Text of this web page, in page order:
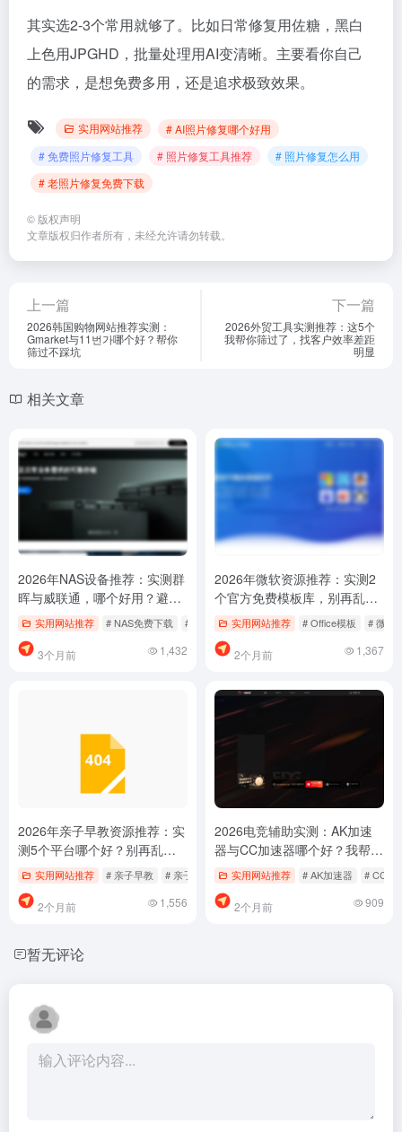
其实选2-3个常用就够了。比如日常修复用佐糖，黑白
上色用JPGHD，批量处理用AI变清晰。主要看你自己
的需求，是想免费多用，还是追求极致效果。
实用网站推荐
# AI照片修复哪个好用
# 免费照片修复工具
# 照片修复工具推荐
# 照片修复怎么用
# 老照片修复免费下载
© 版权声明
文章版权归作者所有，未经允许请勿转载。
上一篇
2026韩国购物网站推荐实测：
Gmarket与11번가哪个好？帮你
筛过不踩坑
下一篇
2026外贸工具实测推荐：这5个
我帮你筛过了，找客户效率差距
明显
相关文章
2026年NAS设备推荐：实测群
晖与威联通，哪个好用？避坑
指南实用网站推荐 # NAS免费下载 # NAS怎么用 # NAS设备哪个好用
3个月前 1,432
2026年微软资源推荐：实测2
个官方免费模板库，别再乱找
了 实用网站推荐 # Office模板 # 微软
2个月前 1,367
2026年亲子早教资源推荐：实
测5个平台哪个好？别再乱找
了，少踩坑
实用网站推荐 # 亲子早教 # 亲子游戏 # 宝宝巴士
2个月前 1,556
2026电竞辅助实测：AK加速
器与CC加速器哪个好？我帮你
筛过了，少踩坑
实用网站推荐 # AK加速器 # CC加
2个月前 909
暂无评论